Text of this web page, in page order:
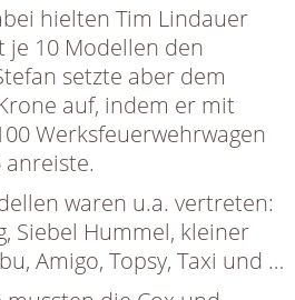
hielten Tim Lindauer
je 10 Modellen den
setzte aber dem
auf, indem er mit
Werksfeuerwehrwagen
anreiste.
waren u.a. vertreten:
Siebel Hummel, kleiner
Amigo, Topsy, Taxi und …